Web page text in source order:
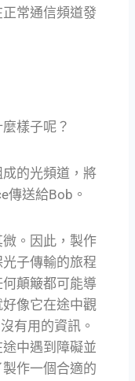
常通信頻道發
樣子呢？
的光頻道，將
傳送給Bob。
。因此，製作
子傳輸的旅程
顛簸都可能導
像它在途中觀
有用的資訊。
中遇到障礙並
作一個合適的